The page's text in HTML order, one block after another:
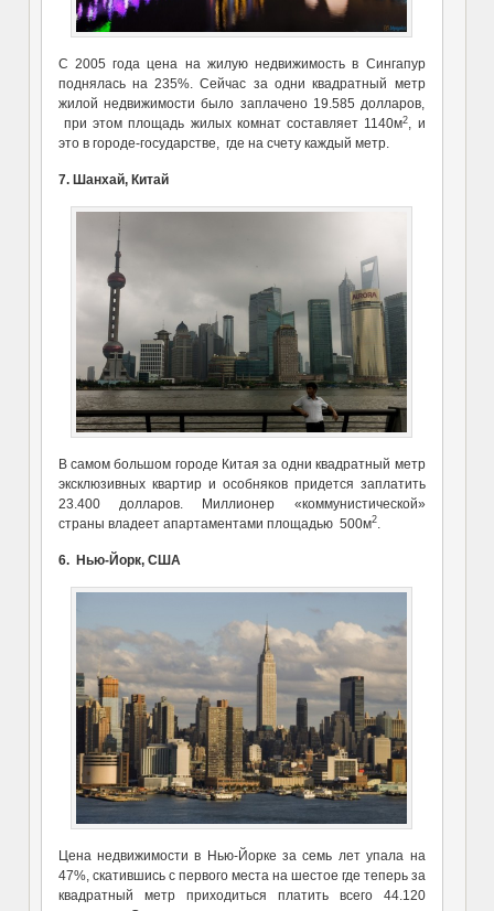
С 2005 года цена на жилую недвижимость в Сингапур
поднялась на 235%. Сейчас за одни квадратный метр
жилой недвижимости было заплачено 19.585 долларов,
при этом площадь жилых комнат составляет 1140м2, и
это в городе-государстве, где на счету каждый метр.
7. Шанхай, Китай
В самом большом городе Китая за одни квадратный метр
эксклюзивных квартир и особняков придется заплатить
23.400 долларов. Миллионер «коммунистической»
страны владеет апартаментами площадью 500м2.
6. Нью-Йорк, США
Цена недвижимости в Нью-Йорке за семь лет упала на
47%, скатившись с первого места на шестое где теперь за
квадратный метр приходиться платить всего 44.120